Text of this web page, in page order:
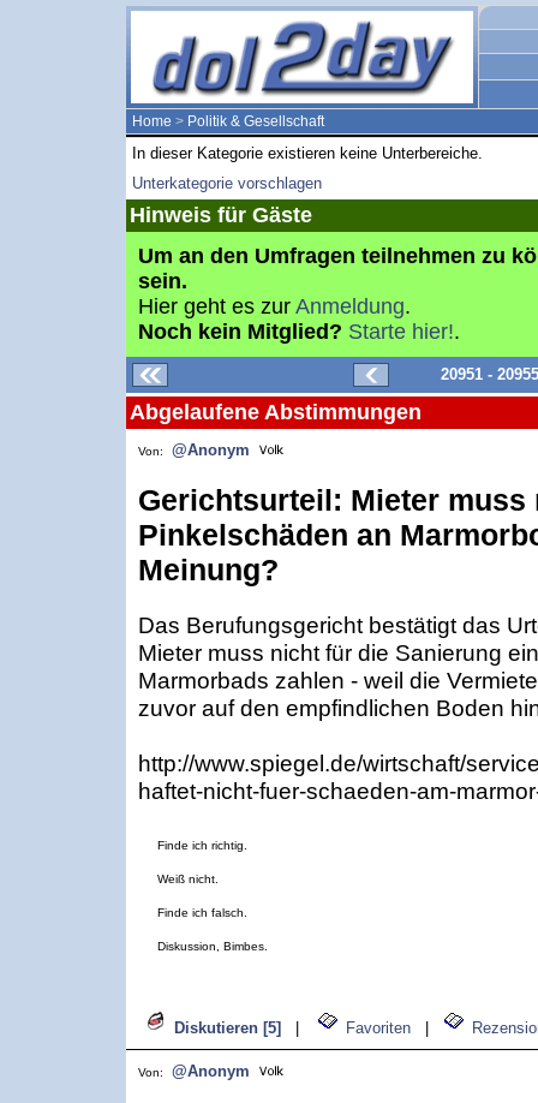
Home > Politik & Gesellschaft
In dieser Kategorie existieren keine Unterbereiche.
Unterkategorie vorschlagen
Hinweis für Gäste
Um an den Umfragen teilnehmen zu
sein.
Hier geht es zur Anmeldung.
Noch kein Mitglied? Starte hier!.
20951 -
Abgelaufene Abstimmungen
Von: @Anonym
Gerichtsurteil: Mieter muss
Pinkelschäden an
Meinung?
Das Berufungsgericht bestätigt das
Mieter muss nicht für die Sanierung
Marmorbads zahlen - weil die
zuvor auf den empfindlichen Boden
http://www.spiegel.de/wirtschaft/
haftet-nicht-fuer-schaeden-am-
Finde ich richtig.
Weiß nicht.
Finde ich falsch.
Diskussion, Bimbes.
Diskutieren [5] Favoriten
Von: @Anonym